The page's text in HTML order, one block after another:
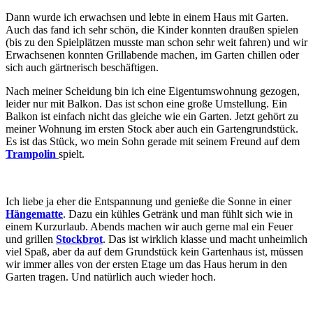
Dann wurde ich erwachsen und lebte in einem Haus mit Garten.
Auch das fand ich sehr schön, die Kinder konnten draußen spielen
(bis zu den Spielplätzen musste man schon sehr weit fahren) und wir
Erwachsenen konnten Grillabende machen, im Garten chillen oder
sich auch gärtnerisch beschäftigen.
Nach meiner Scheidung bin ich eine Eigentumswohnung gezogen,
leider nur mit Balkon. Das ist schon eine große Umstellung. Ein
Balkon ist einfach nicht das gleiche wie ein Garten. Jetzt gehört zu
meiner Wohnung im ersten Stock aber auch ein Gartengrundstück.
Es ist das Stück, wo mein Sohn gerade mit seinem Freund auf dem
Trampolin spielt.
Ich liebe ja eher die Entspannung und genieße die Sonne in einer
Hängematte. Dazu ein kühles Getränk und man fühlt sich wie in
einem Kurzurlaub. Abends machen wir auch gerne mal ein Feuer
und grillen Stockbrot. Das ist wirklich klasse und macht unheimlich
viel Spaß, aber da auf dem Grundstück kein Gartenhaus ist, müssen
wir immer alles von der ersten Etage um das Haus herum in den
Garten tragen. Und natürlich auch wieder hoch.